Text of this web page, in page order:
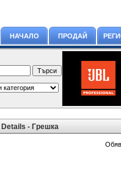
НАЧАЛО ПРОДАЙ
- Грешка